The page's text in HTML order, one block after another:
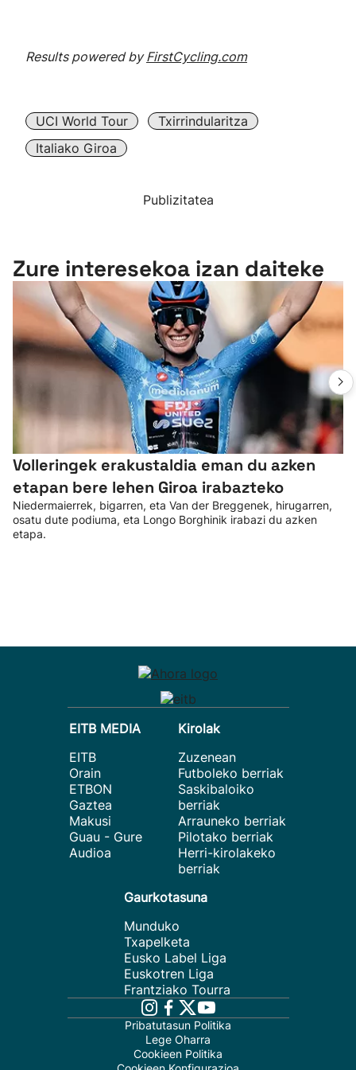
Results powered byFirstCycling.com
UCI World Tour
Txirrindularitza
Italiako Giroa
Publizitatea
Zure interesekoa izan daiteke
Volleringek erakustaldia eman du azken
etapan bere lehen Giroa irabazteko
Niedermaierrek, bigarren, eta Van der Breggenek, hirugarren,
osatu dute podiuma, eta Longo Borghinik irabazi du azken
etapa.
EITB MEDIA
EITB
Orain
ETBON
Gaztea
Makusi
Guau - Gure
Audioa
Kirolak
Zuzenean
Futboleko berriak
Saskibaloiko
berriak
Arrauneko berriak
Pilotako berriak
Herri-kirolakeko
berriak
Gaurkotasuna
Munduko
Txapelketa
Eusko Label Liga
Euskotren Liga
Frantziako Tourra
Pribatutasun Politika
Lege Oharra
Cookieen Politika